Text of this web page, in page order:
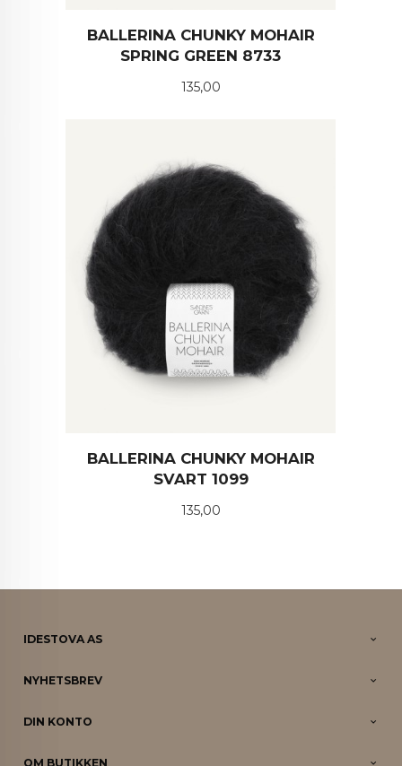
BALLERINA CHUNKY MOHAIR
SPRING GREEN 8733
Pris
135,00
BALLERINA CHUNKY MOHAIR
SVART 1099
Pris
135,00
IDESTOVA AS
NYHETSBREV
DIN KONTO
OM BUTIKKEN